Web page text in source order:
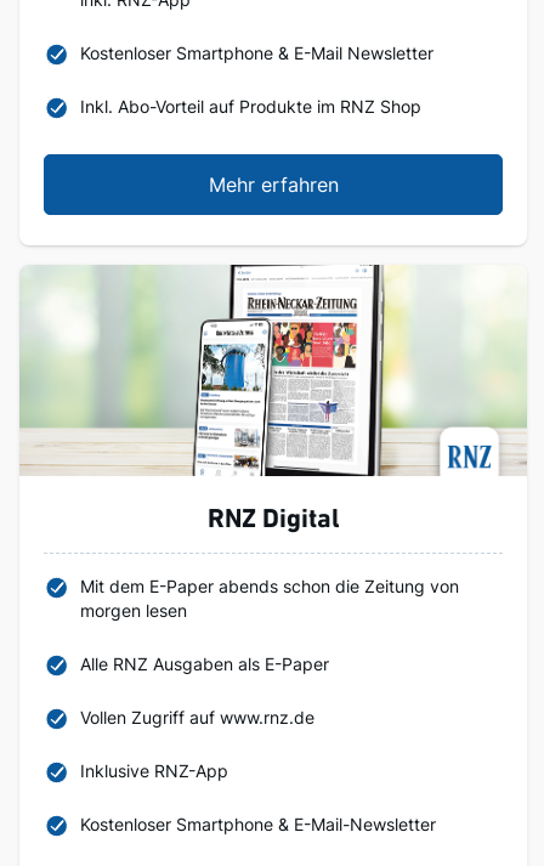
Kostenloser Smartphone & E-Mail Newsletter
Inkl. Abo-Vorteil auf Produkte im RNZ Shop
Mehr erfahren
RNZ Digital
Mit dem E-Paper abends schon die Zeitung von
morgen lesen
Alle RNZ Ausgaben als E-Paper
Vollen Zugriff auf www.rnz.de
Inklusive RNZ-App
Kostenloser Smartphone & E-Mail-Newsletter